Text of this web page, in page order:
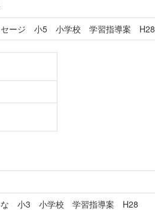
セージ 小5 小学校 学習指導案 H28
な 小3 小学校 学習指導案 H28